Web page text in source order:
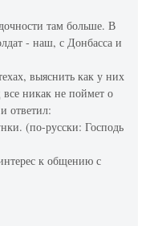
там больше. В
- наш, с Донбасса и
выяснить как у них
все никак не поймет о
ответил:
(по-русски: Господь
к общению с